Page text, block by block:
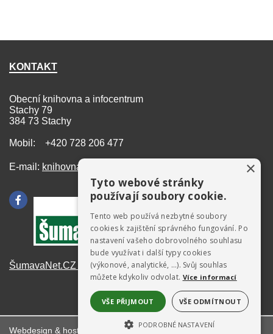
KONTAKT
Obecní knihovna a infocentrum
Stachy 79
384 73 Stachy
Mobil: +420 728 206 477
E-mail: knihovna@stachy.net
ŠumavaNet.CZ - informace o regionu
Webdesign & hosting: ŠumavaNet.CZ
×
Tyto webové stránky
používají soubory cookie.
Tento web používá nezbytné soubory
cookies k zajištění správného fungování. Po
nastavení vašeho dobrovolného souhlasu
bude využívat i další typy cookies
(výkonové, analytické, …). Svůj souhlas
můžete kdykoliv odvolat. Více informací
VŠE PŘIJMOUT VŠE ODMÍTNOUT
PODROBNÉ NASTAVENÍ